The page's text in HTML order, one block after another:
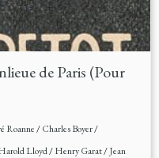
de Paris (Pour
Roanne/Charles Boyer/
Lloyd/Henry Garat/Jean